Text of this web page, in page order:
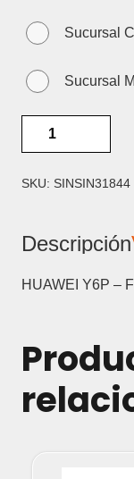
Sucursal
Sucursal
FLEX
cantidad
SKU: SINSIN31844
Descripción
HUAWEI Y6P –